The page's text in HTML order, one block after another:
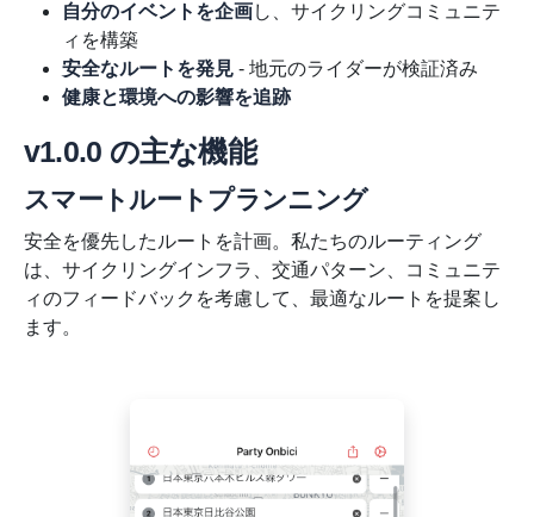
自分のイベントを企画 し、サイクリングコミュニテ
ィを構築
安全なルートを発見 - 地元のライダーが検証済み
健康と環境への影響を追跡
v1.0.0 の主な機能
スマートルートプランニング
安全を優先したルートを計画。私たちのルーティング
は、サイクリングインフラ、交通パターン、コミュニテ
ィのフィードバックを考慮して、最適なルートを提案し
ます。